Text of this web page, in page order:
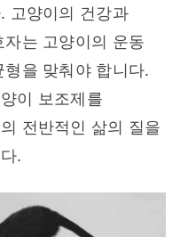
고양이의 건강과
는 고양이의 운동
이 보조제를
전반적인 삶의 질을
.